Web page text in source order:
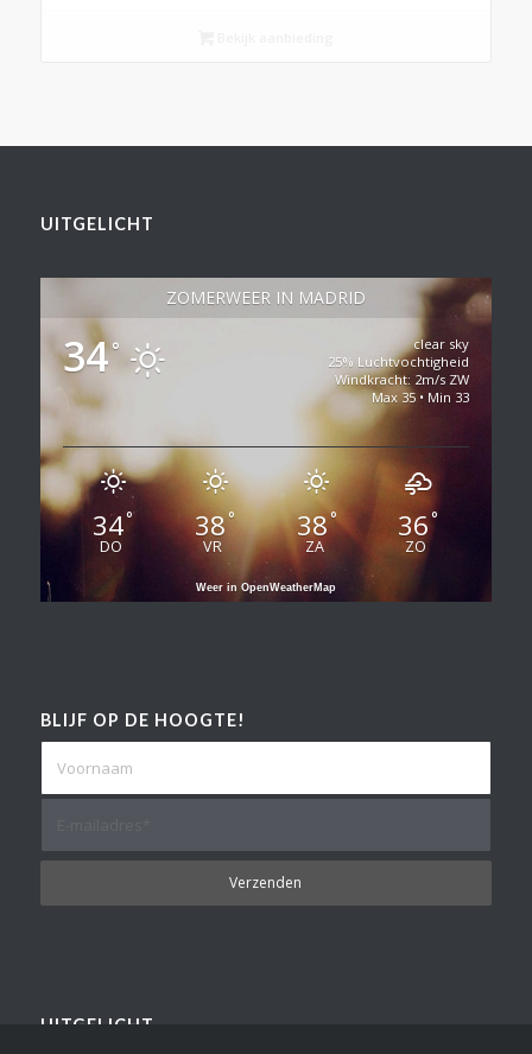
UITGELICHT
ZOMERWEER IN MADRID
34°
clear sky
25% Luchtvochtigheid
Windkracht: 2m/s ZW
Max 35 • Min 33
34°
DO
38°
VR
38°
ZA
36°
ZO
Weer in OpenWeatherMap
BLIJF OP DE HOOGTE!
UITGELICHT